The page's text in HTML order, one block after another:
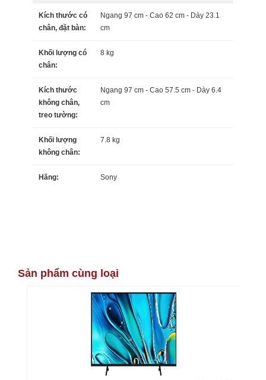
Kích thước có
chân, đặt bàn:
Ngang 97 cm - Cao 62 cm - Dày 23.1
cm
Khối lượng có
chân:
8 kg
Kích thước
không chân,
treo tường:
Ngang 97 cm - Cao 57.5 cm - Dày 6.4
cm
Khối lượng
không chân:
7.8 kg
Hãng: Sony
Sản phẩm cùng loại